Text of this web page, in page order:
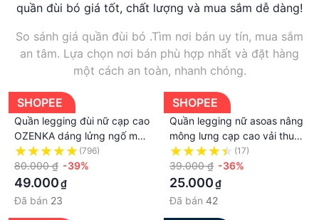
quần đùi bó giá tốt, chất lượng và mua sắm dễ dàng!
So sánh giá quần đùi bó .Tìm nơi bán uy tín, mua sắm
an tâm. Lựa chọn nơi bán phù hợp nhất và đặt hàng
một cách an toàn, nhanh chóng.
SHOPEE
Quần legging đùi nữ cạp cao
OZENKA dáng lửng ngố mặc
nhà ôm lưng thun bó bigsize
chất dày đẹp
(796)
80.000 ₫ -39%
49.000₫
Đã bán 23
SHOPEE
Quần legging nữ asoas nâng
mông lưng cạp cao vải thun
dày dặn đùi ngố lửng ôm
body bó mặc nhà tập gym
yoga A5
(17)
39.000 ₫ -36%
25.000₫
Đã bán 42